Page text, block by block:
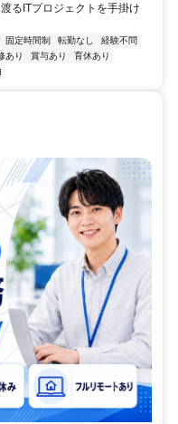
るITプロジェクトを手掛け
固定時間制 転勤なし
経験不問
あり 賞与あり
育休あり